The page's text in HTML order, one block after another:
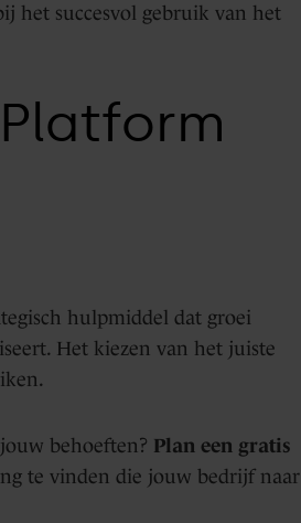
het succesvol gebruik van het
hulpmiddel dat groei
Het kiezen van het juiste
behoeften? Plan een gratis
te vinden die jouw bedrijf naar